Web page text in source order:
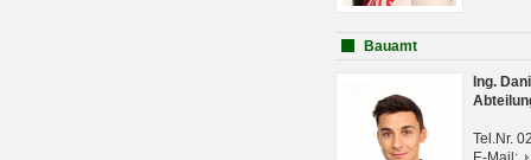
Bauamt
Ing.
Tel.Nr.